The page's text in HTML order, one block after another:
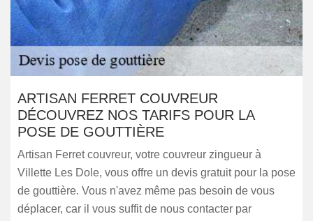
ARTISAN FERRET COUVREUR
DÉCOUVREZ NOS TARIFS POUR LA
POSE DE GOUTTIÈRE
Artisan Ferret couvreur, votre couvreur zingueur à
Villette Les Dole, vous offre un devis gratuit pour la pose
de gouttière. Vous n'avez même pas besoin de vous
déplacer, car il vous suffit de nous contacter par